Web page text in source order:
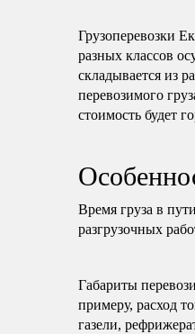
Грузоперевозки
разных классов
складывается из
перевозимого
стоимость будет
Время груза в
разгрузочных
Габариты
примеру, расход
газели,